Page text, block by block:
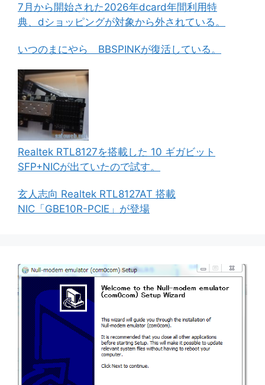
7月から開始された2026年dcard年間利用特
典、dショッピングが対象から外されている。
いつのまにやら BBSPINKが復活している。
Realtek RTL8127を搭載した 10 ギガビット
SFP+NICが出ていたので試す。
玄人志向 Realtek RTL8127AT 搭載
NIC「GBE10R-PCIE」が登場